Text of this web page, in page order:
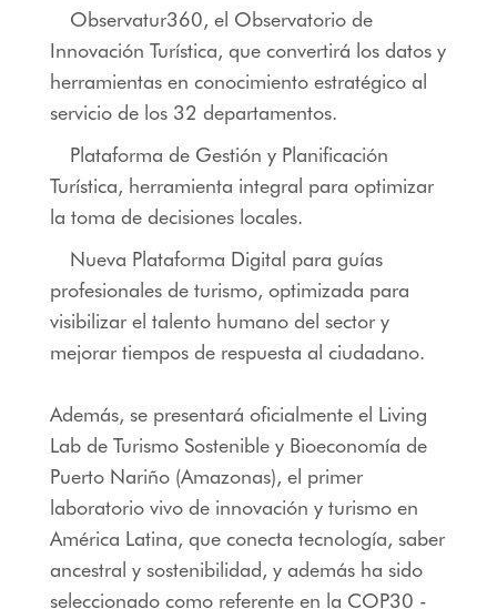
Observatur360, el Observatorio de
Innovación Turística, que convertirá los datos y
herramientas en conocimiento estratégico al
servicio de los 32 departamentos.
Plataforma de Gestión y Planificación
Turística, herramienta integral para optimizar
la toma de decisiones locales.
Nueva Plataforma Digital para guías
profesionales de turismo, optimizada para
visibilizar el talento humano del sector y
mejorar tiempos de respuesta al ciudadano.
Además, se presentará oficialmente el Living
Lab de Turismo Sostenible y Bioeconomía de
Puerto Nariño (Amazonas), el primer
laboratorio vivo de innovación y turismo en
América Latina, que conecta tecnología, saber
ancestral y sostenibilidad, y además ha sido
seleccionado como referente en la COP30 -